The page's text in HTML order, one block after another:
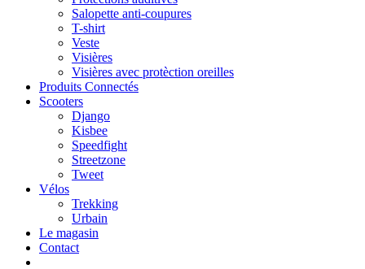
Salopette anti-coupures
T-shirt
Veste
Visières
Visières avec protèction oreilles
Produits Connectés
Scooters
Django
Kisbee
Speedfight
Streetzone
Tweet
Vélos
Trekking
Urbain
Le magasin
Contact